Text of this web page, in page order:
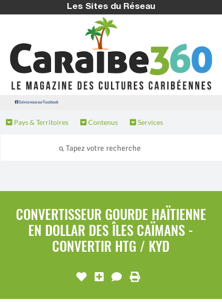
Les Sites du Réseau
Suivez nous sur Facebook
Pays & Territoires Contenus Services
CONVERTISSEUR GOURDE HAÏTIENNE
EN DOLLAR DES ÎLES CAÏMANS -
CONVERTIR HTG / KYD